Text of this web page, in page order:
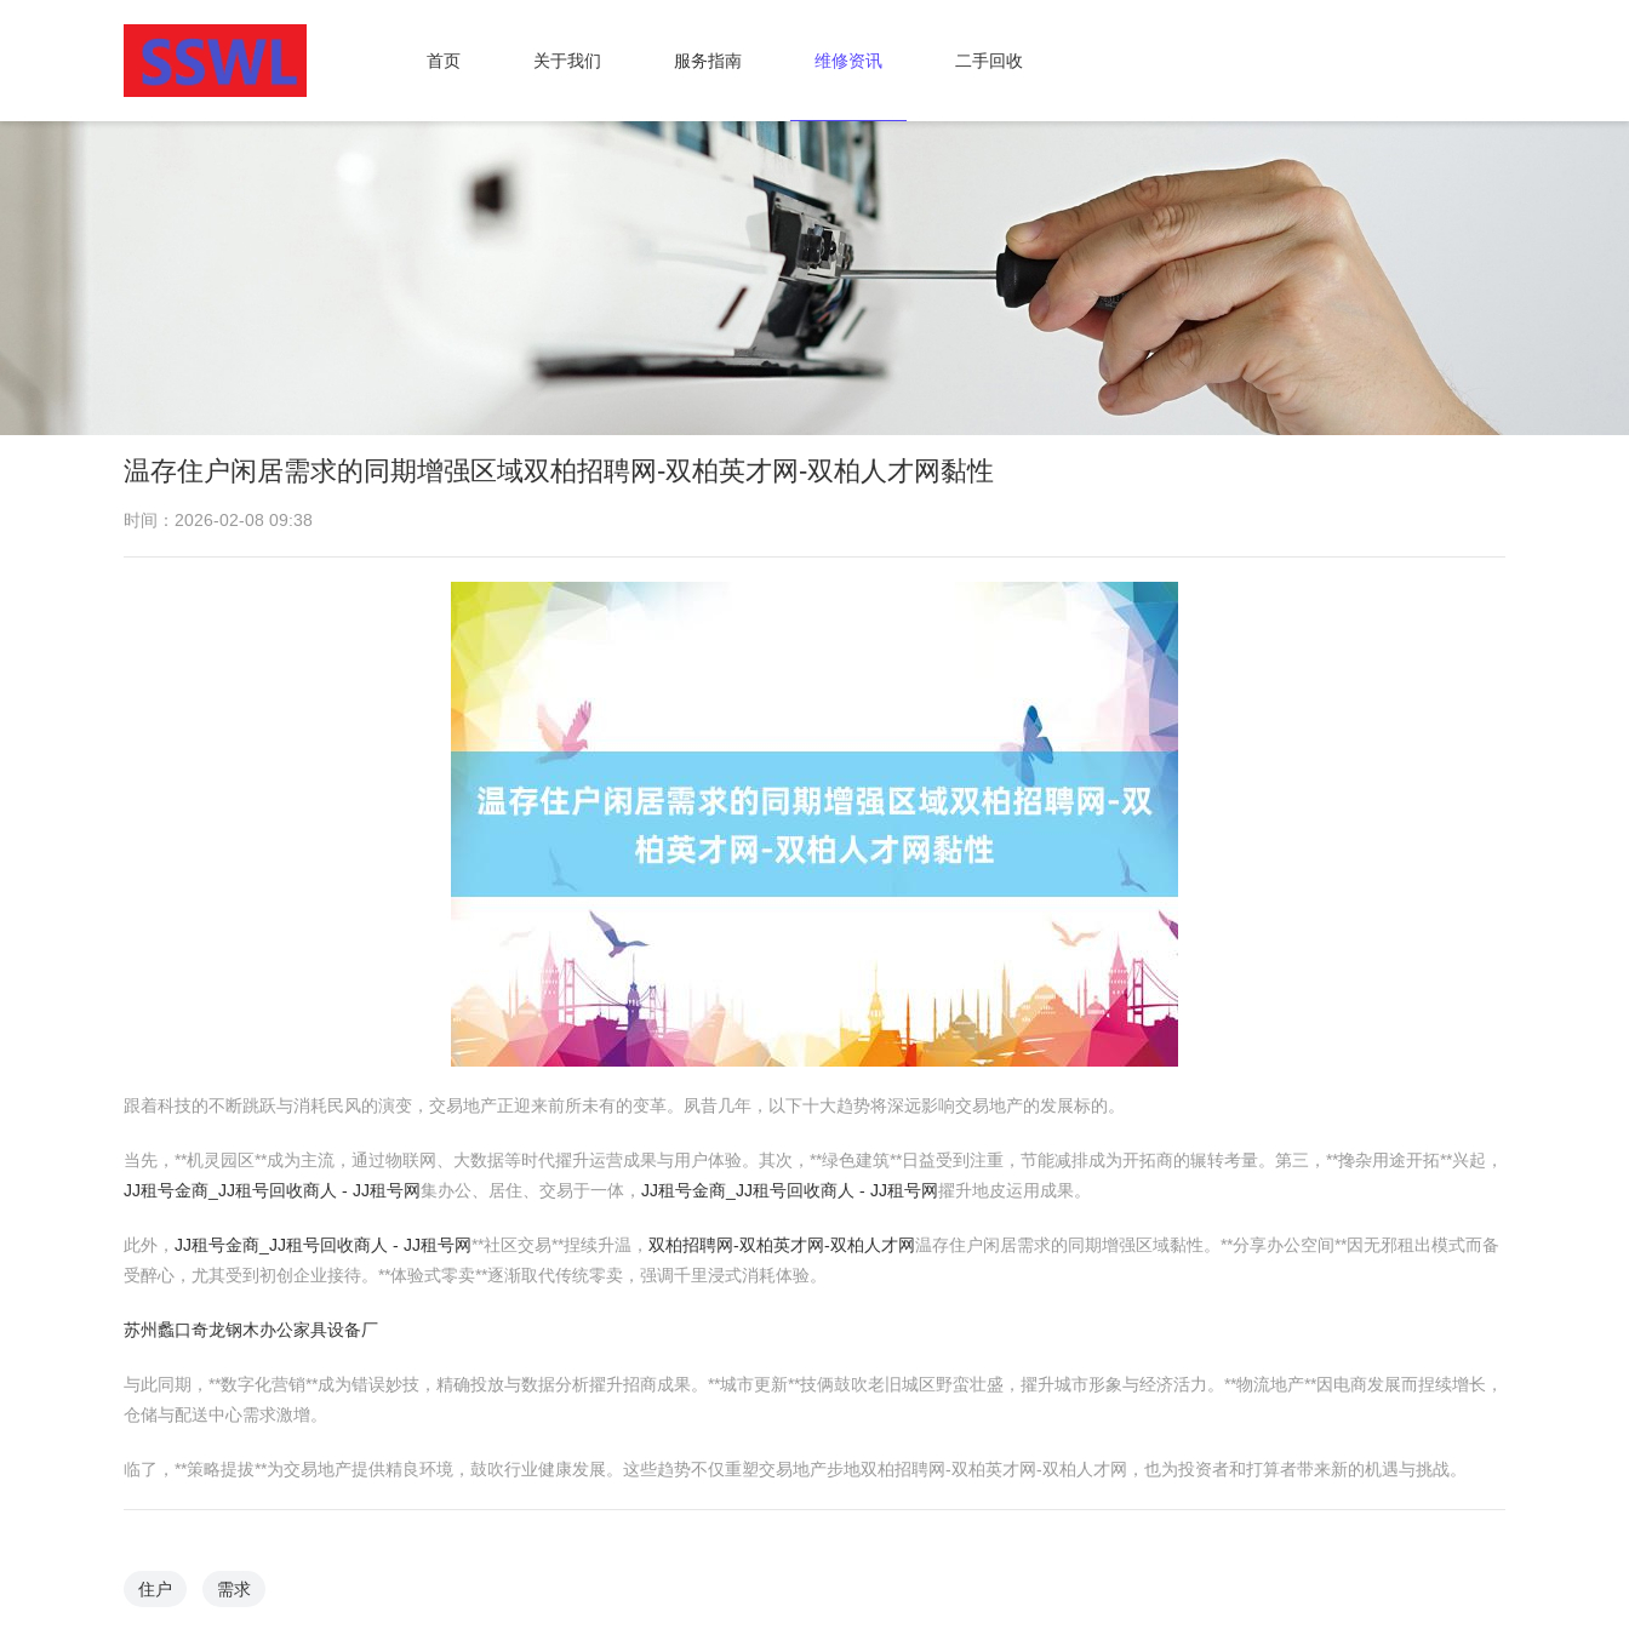
首页 关于我们 服务指南 维修资讯 二手回收
温存住户闲居需求的同期增强区域双柏招聘网-双柏英才网-双柏人才网黏性
时间：2026-02-08 09:38
跟着科技的不断跳跃与消耗民风的演变，交易地产正迎来前所未有的变革。夙昔几年，以下十大趋势将深远影响交易地产的发展标的。
当先，**机灵园区**成为主流，通过物联网、大数据等时代擢升运营成果与用户体验。其次，**绿色建筑**日益受到注重，节能减排成为开拓商的辗转考量。第三，**搀杂用途开拓**兴起，
JJ租号金商_JJ租号回收商人 - JJ租号网集办公、居住、交易于一体， JJ租号金商_JJ租号回收商人 - JJ租号网擢升地皮运用成果。
此外， JJ租号金商_JJ租号回收商人 - JJ租号网**社区交易**捏续升温， 双柏招聘网-双柏英才网-双柏人才网温存住户闲居需求的同期增强区域黏性。**分享办公空间**因无邪租出模式而备
受醉心，尤其受到初创企业接待。**体验式零卖**逐渐取代传统零卖，强调千里浸式消耗体验。
苏州蠡口奇龙钢木办公家具设备厂
与此同期，**数字化营销**成为错误妙技，精确投放与数据分析擢升招商成果。**城市更新**技俩鼓吹老旧城区野蛮壮盛，擢升城市形象与经济活力。**物流地产**因电商发展而捏续增长，
仓储与配送中心需求激增。
临了，**策略提拔**为交易地产提供精良环境，鼓吹行业健康发展。这些趋势不仅重塑交易地产步地双柏招聘网-双柏英才网-双柏人才网，也为投资者和打算者带来新的机遇与挑战。
住户 需求